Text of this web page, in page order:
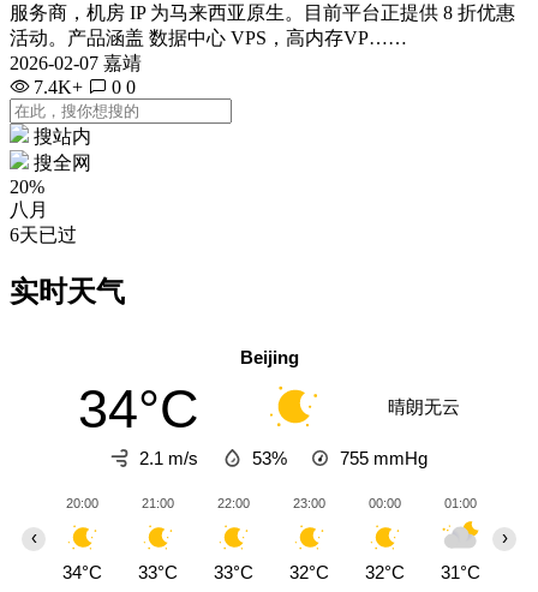
服务商，机房 IP 为马来西亚原生。目前平台正提供 8 折优惠
活动。产品涵盖 数据中心 VPS，高内存VP……
2026-02-07 嘉靖
7.4K+
0 0
搜站内
搜全网
20%
八月
6天已过
实时天气
Beijing
34°C 晴朗无云
2.1 m/s 53% 755 mmHg
20:00
34°C
21:00
33°C
22:00
33°C
23:00
32°C
00:00
32°C
01:00
31°C
‹ ›